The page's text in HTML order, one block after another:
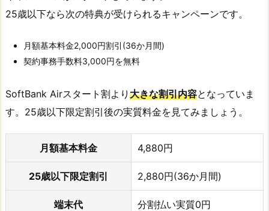
25歳以下なら次の特典が受けられるキャンペーンです。
月額基本料金2,000円割引(36か月間)
契約事務手数料3,000円を無料
SoftBank Airスタート割より 大きな割引内容となっていま
す。25歳以下限定割引後の実質料金を見てみましょう。
月額基本料金 4,880円
25歳以下限定割引 2,880円(36か月間)
端末代 分割払い実質0円